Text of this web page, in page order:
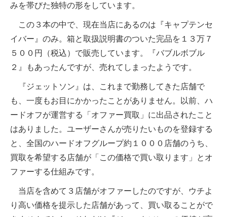
みを帯びた独特の形をしています。
この３本の中で、現在当店にあるのは『キャプテンセ
イバー』のみ。箱と取扱説明書のついた完品を１３万７
５００円（税込）で販売しています。『バブルボブル
２』もあったんですが、売れてしまったようです。
『ジェットソン』は、これまで勤務してきた店舗で
も、一度もお目にかかったことがありません。以前、ハ
ードオフが運営する「オファー買取」に出品されたこと
はありました。ユーザーさんが売りたいものを登録する
と、全国のハードオフグループ約１０００店舗のうち、
買取を希望する店舗が「この価格で買い取ります」とオ
ファーする仕組みです。
当店を含めて３店舗がオファーしたのですが、ウチよ
り高い価格を提示した店舗があって、買い取ることがで